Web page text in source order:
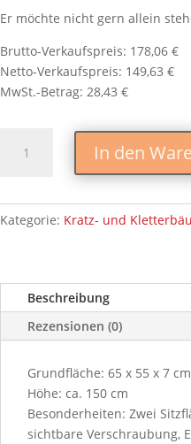
Er möchte nicht gern allein
Brutto-Verkaufspreis: 178,06 €
Netto-Verkaufspreis: 149,63 €
MwSt.-Betrag: 28,43 €
In den
Kategorie: Kratz- und
Beschreibung
Rezensionen (0)
Grundfläche: 65 x 55 x 7 cm
Höhe: ca. 150 cm
Besonderheiten: Zwei
sichtbare Verschraubung,